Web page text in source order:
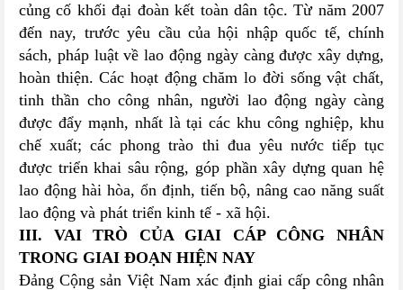
củng cố khối đại đoàn kết toàn dân tộc. Từ năm 2007
đến nay, trước yêu cầu của hội nhập quốc tế, chính
sách, pháp luật về lao động ngày càng được xây dựng,
hoàn thiện. Các hoạt động chăm lo đời sống vật chất,
tinh thần cho công nhân, người lao động ngày càng
được đẩy mạnh, nhất là tại các khu công nghiệp, khu
chế xuất; các phong trào thi đua yêu nước tiếp tục
được triển khai sâu rộng, góp phần xây dựng quan hệ
lao động hài hòa, ổn định, tiến bộ, nâng cao năng suất
lao động và phát triển kinh tế - xã hội.
III. VAI TRÒ CỦA GIAI CÁP CÔNG NHÂN
TRONG GIAI ĐOẠN HIỆN NAY
Đảng Cộng sản Việt Nam xác định giai cấp công nhân